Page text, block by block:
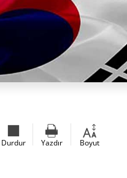
Durdur Yazdır Boyut